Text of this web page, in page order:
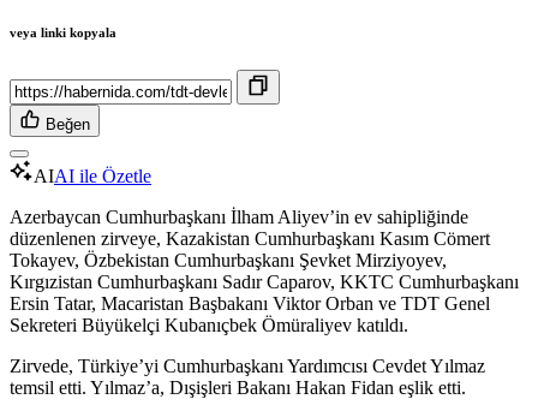
veya linki kopyala
Beğen
AIAI ile Özetle
Azerbaycan Cumhurbaşkanı İlham Aliyev’in ev sahipliğinde
düzenlenen zirveye, Kazakistan Cumhurbaşkanı Kasım Cömert
Tokayev, Özbekistan Cumhurbaşkanı Şevket Mirziyoyev,
Kırgızistan Cumhurbaşkanı Sadır Caparov, KKTC Cumhurbaşkanı
Ersin Tatar, Macaristan Başbakanı Viktor Orban ve TDT Genel
Sekreteri Büyükelçi Kubanıçbek Ömüraliyev katıldı.
Zirvede, Türkiye’yi Cumhurbaşkanı Yardımcısı Cevdet Yılmaz
temsil etti. Yılmaz’a, Dışişleri Bakanı Hakan Fidan eşlik etti.